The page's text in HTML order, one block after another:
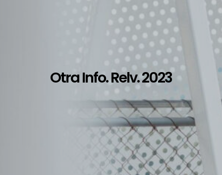
Otra Info. Relv. 2023